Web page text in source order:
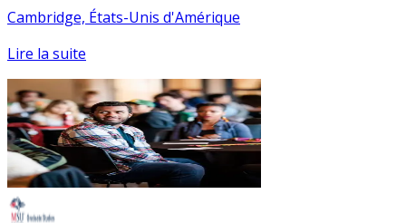
Cambridge, États-Unis d'Amérique
Lire la suite